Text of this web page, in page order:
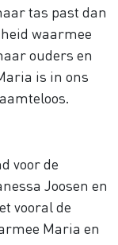
tas past dan
waarmee
ouders en
is in ons
voor de
Joosen en
vooral de
Maria en